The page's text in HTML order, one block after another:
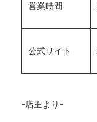
営業時間
公式サイト
-店主より-